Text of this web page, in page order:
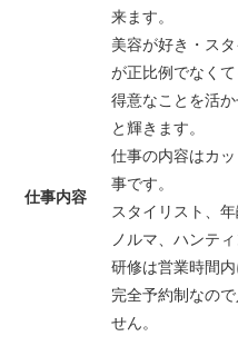
仕事内容
来ます。
美容が好き・ス
が正比例でなくて
得意なことを活
と輝きます。
仕事の内容はカ
事です。
スタイリスト、
ノルマ、ハンテ
研修は営業時間内
完全予約制なの
せん。